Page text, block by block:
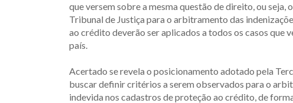
que versem sobre a mesma questão de direito, ou
Tribunal de Justiça para o arbitramento das
ao crédito deverão ser aplicados a todos os casos que
país.
Acertado se revela o posicionamento adotado pela
buscar definir critérios a serem observados para o
indevida nos cadastros de proteção ao crédito, de